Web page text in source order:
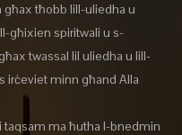
tħobb lill-uliedha u
għixien spiritwali u s-
twassal lil uliedha u lill-
irċeviet minn għand Alla
taqsam ma ħutha l-bnedmin